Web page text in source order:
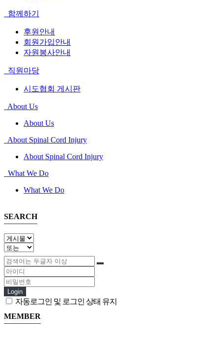
함께하기
후원안내
회원가입안내
자원봉사안내
직원마당
시도협회 게시판
About Us
About Us
About Spinal Cord Injury
About Spinal Cord Injury
What We Do
What We Do
SEARCH
Login
자동로그인 및 로그인 상태 유지
MEMBER